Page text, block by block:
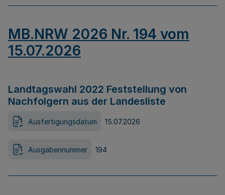
MB.NRW 2026 Nr. 194 vom
15.07.2026
Landtagswahl 2022 Feststellung von
Nachfolgern aus der Landesliste
Ausfertigungsdatum 15.07.2026
Ausgabennummer 194